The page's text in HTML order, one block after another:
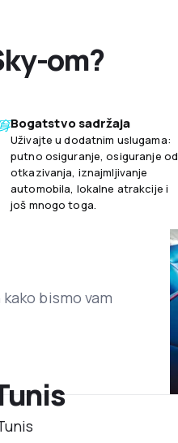
om?
Bogatstvo sadržaja
Uživajte u dodatnim uslugama:
putno osiguranje, osiguranje od
otkazivanja, iznajmljivanje
automobila, lokalne atrakcije i
još mnogo toga.
bismo vam